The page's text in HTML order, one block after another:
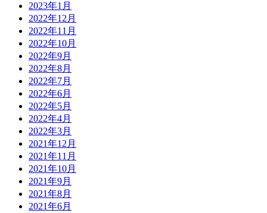
2023年1月
2022年12月
2022年11月
2022年10月
2022年9月
2022年8月
2022年7月
2022年6月
2022年5月
2022年4月
2022年3月
2021年12月
2021年11月
2021年10月
2021年9月
2021年8月
2021年6月